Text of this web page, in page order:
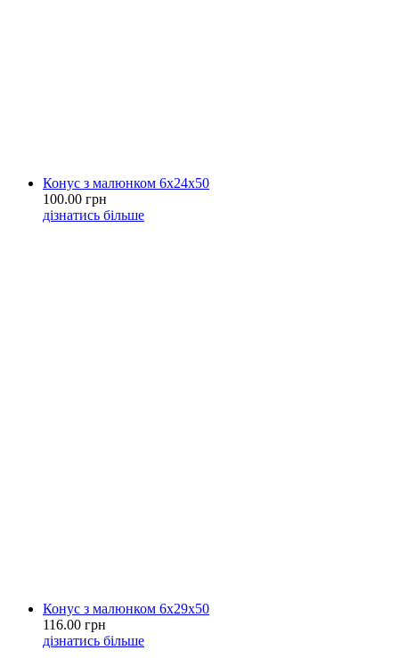
Конус з малюнком 6х24х50
100.00 грн
дізнатись більше
Конус з малюнком 6х29х50
116.00 грн
дізнатись більше